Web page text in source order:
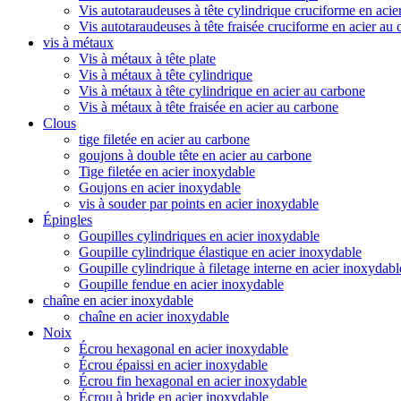
Vis autotaraudeuses à tête cylindrique cruciforme en
Vis autotaraudeuses à tête fraisée cruciforme en acier au
vis à métaux
Vis à métaux à tête plate
Vis à métaux à tête cylindrique
Vis à métaux à tête cylindrique en acier au carbone
Vis à métaux à tête fraisée en acier au carbone
Clous
tige filetée en acier au carbone
goujons à double tête en acier au carbone
Tige filetée en acier inoxydable
Goujons en acier inoxydable
vis à souder par points en acier inoxydable
Épingles
Goupilles cylindriques en acier inoxydable
Goupille cylindrique élastique en acier inoxydable
Goupille cylindrique à filetage interne en acier
Goupille fendue en acier inoxydable
chaîne en acier inoxydable
chaîne en acier inoxydable
Noix
Écrou hexagonal en acier inoxydable
Écrou épaissi en acier inoxydable
Écrou fin hexagonal en acier inoxydable
Écrou à bride en acier inoxydable